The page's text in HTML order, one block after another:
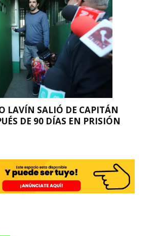
LAVÍN SALIÓ DE CAPITÁN
DE 90 DÍAS EN PRISIÓN